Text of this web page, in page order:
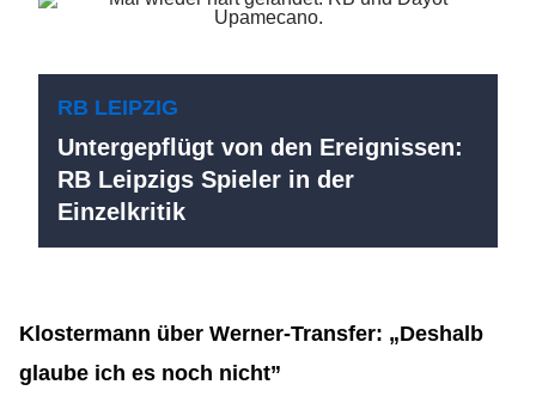
RB LEIPZIG
Untergepflügt von den Ereignissen:
RB Leipzigs Spieler in der
Einzelkritik
Klostermann über Werner-Transfer: „Deshalb
glaube ich es noch nicht”